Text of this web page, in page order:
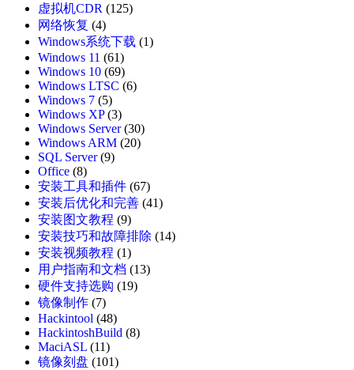
虚拟机CDR (125)
网络恢复 (4)
Windows系统下载 (1)
Windows 11 (61)
Windows 10 (69)
Windows LTSC (6)
Windows 7 (5)
Windows XP(3)
Windows Server(30)
Windows ARM (20)
SQL Server(9)
Office (8)
安装工具和插件 (67)
安装后优化和完善 (41)
安装图文教程 (9)
安装技巧和故障排除 (14)
安装视频教程 (1)
用户指南和文档 (13)
硬件支持选购 (19)
镜像制作 (7)
Hackintool (48)
HackintoshBuild (8)
MaciASL (11)
镜像刻盘 (101)